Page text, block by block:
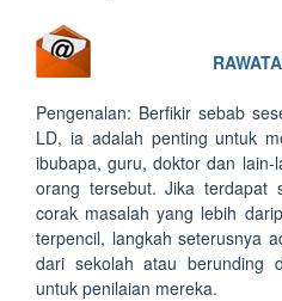
Pengenalan: Berfikir sebab
LD, ia adalah penting untuk
ibubapa, guru, doktor dan
orang tersebut. Jika terdapat
corak masalah yang lebih
terpencil, langkah seterusnya
dari sekolah atau berunding
untuk penilaian mereka.